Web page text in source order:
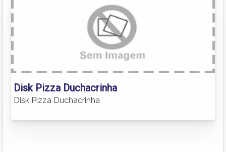
Disk Pizza Duchacrinha
Disk Pizza Duchacrinha